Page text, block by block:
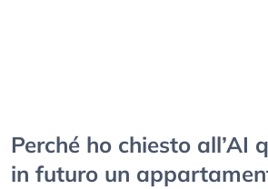
Perché ho chiesto all’AI
in futuro un